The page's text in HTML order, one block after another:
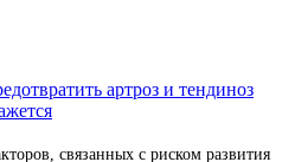
артроз и тендиноз
связанных с риском развития